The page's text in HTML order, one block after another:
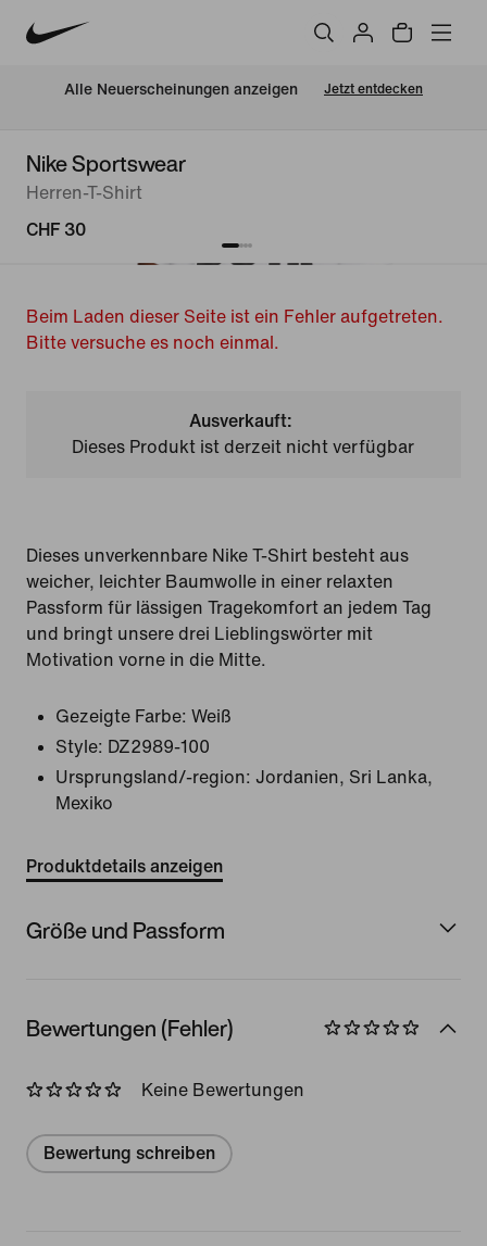
Alle Neuerscheinungen anzeigen Jetzt entdecken
Nike Sportswear
Herren-T-Shirt
CHF 30
Beim Laden dieser Seite ist ein Fehler aufgetreten.
Bitte versuche es noch einmal.
Ausverkauft:
Dieses Produkt ist derzeit nicht verfügbar
Dieses unverkennbare Nike T-Shirt besteht aus
weicher, leichter Baumwolle in einer relaxten
Passform für lässigen Tragekomfort an jedem Tag
und bringt unsere drei Lieblingswörter mit
Motivation vorne in die Mitte.
Gezeigte Farbe: Weiß
Style: DZ2989-100
Ursprungsland/-region: Jordanien, Sri Lanka,
Mexiko
Produktdetails anzeigen
Größe und Passform
Bewertungen (Fehler)
Keine Bewertungen
Bewertung schreiben